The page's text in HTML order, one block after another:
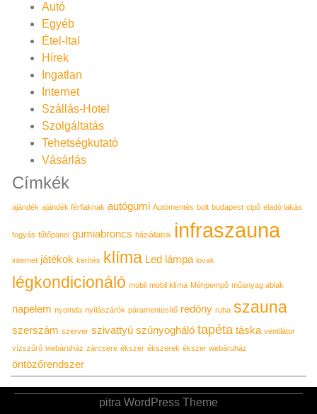
Autó
Egyéb
Étel-Ital
Hírek
Ingatlan
Internet
Szállás-Hotel
Szolgáltatás
Tehetségkutató
Vásárlás
Címkék
ajándék ajándék férfiaknak autógumi Autómentés bolt budapest cipő eladó lakás
fogyás fűtőpanel gumiabroncs háziállatok infraszauna
internet játékok kerítés klíma Led lámpa lovak
légkondicionáló mobil mobil klíma Méhpempő műanyag ablak
napelem nyomda nyílászárók páramentesítő redőny ruha szauna
szerszám szerver szivattyú szúnyogháló tapéta táska ventilátor
vízszűrő webáruház zárcsere ékszer ékszerek ékszer webáruház
öntözőrendszer
pitra WordPress Theme